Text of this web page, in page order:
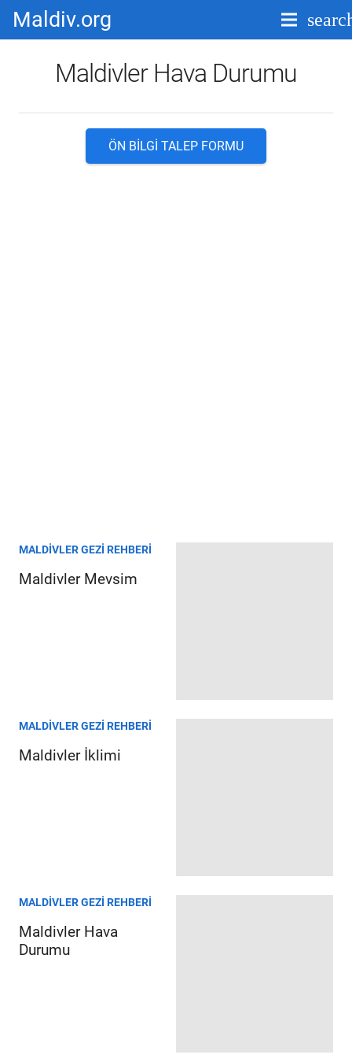
Maldiv.org
Maldivler Hava Durumu
ÖN BILGI TALEP FORMU
MALDIVLER GEZI REHBERI
Maldivler Mevsim
MALDIVLER GEZI REHBERI
Maldivler İklimi
MALDIVLER GEZI REHBERI
Maldivler Hava
Durumu